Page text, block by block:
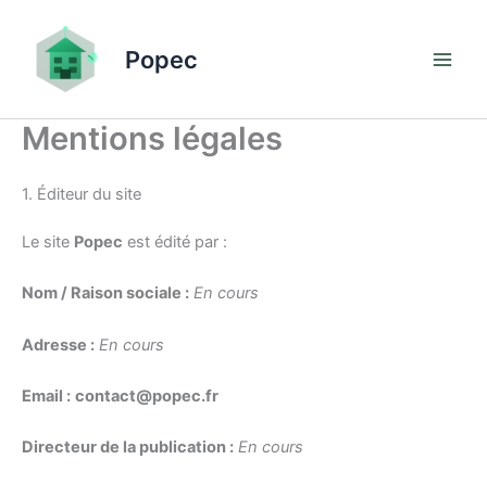
contenu
Popec
Mentions légales
1. Éditeur du site
Le site Popec est édité par :
Nom / Raison sociale : En cours
Adresse : En cours
Email : contact@popec.fr
Directeur de la publication : En cours